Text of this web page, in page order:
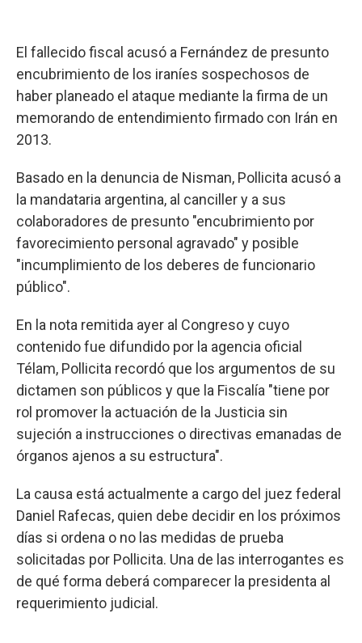
El fallecido fiscal acusó a Fernández de presunto
encubrimiento de los iraníes sospechosos de
haber planeado el ataque mediante la firma de un
memorando de entendimiento firmado con Irán en
2013.
Basado en la denuncia de Nisman, Pollicita acusó a
la mandataria argentina, al canciller y a sus
colaboradores de presunto "encubrimiento por
favorecimiento personal agravado" y posible
"incumplimiento de los deberes de funcionario
público".
En la nota remitida ayer al Congreso y cuyo
contenido fue difundido por la agencia oficial
Télam, Pollicita recordó que los argumentos de su
dictamen son públicos y que la Fiscalía "tiene por
rol promover la actuación de la Justicia sin
sujeción a instrucciones o directivas emanadas de
órganos ajenos a su estructura".
La causa está actualmente a cargo del juez federal
Daniel Rafecas, quien debe decidir en los próximos
días si ordena o no las medidas de prueba
solicitadas por Pollicita. Una de las interrogantes es
de qué forma deberá comparecer la presidenta al
requerimiento judicial.